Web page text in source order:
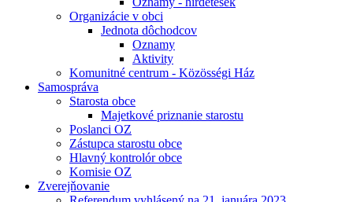
Organizácie v obci
Jednota dôchodcov
Oznamy
Aktivity
Komunitné centrum - Közösségi Ház
Samospráva
Starosta obce
Majetkové priznanie starostu
Poslanci OZ
Zástupca starostu obce
Hlavný kontrolór obce
Komisie OZ
Zverejňovanie